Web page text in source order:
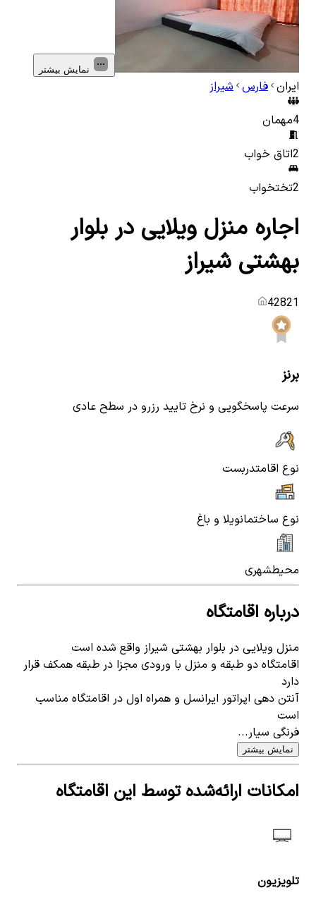
نمایش بیشتر
ایران فارس شیراز
4مهمان
2اتاق خواب
2تختخواب
اجاره منزل ویلایی در بلوار
بهشتی شیراز
42821
برنز
سرعت پاسخگویی و نرخ تایید رزرو در سطح عادی
نوع اقامتدربست
نوع ساختمانویلا و باغ
محیطشهری
درباره اقامتگاه
منزل ویلایی در بلوار بهشتی شیراز واقع شده است
اقامتگاه دو طبقه و منزل با ورودی مجزا در طبقه همکف قرار
دارد
آنتن دهی اپراتور ایرانسل و همراه اول در اقامتگاه مناسب
است
فرنگی سیار...
نمایش بیشتر
امکانات ارائه‌شده توسط این اقامتگاه
تلویزیون